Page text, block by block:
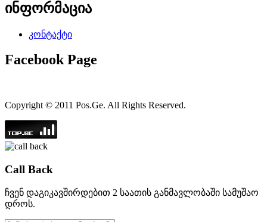
ინფორმაცია
კონტაქტი
Facebook Page
Copyright © 2011 Pos.Ge. All Rights Reserved.
Call Back
ჩვენ დაგიკავშირდებით 2 საათის განმავლობაში სამუშაო
დროს.